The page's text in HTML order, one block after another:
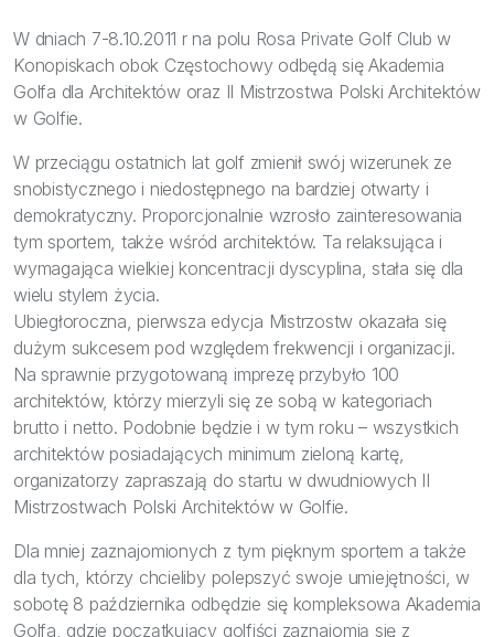
Inspiracje
W dniach 7-8.10.2011 r na polu Rosa Private Golf Club w
Konopiskach obok Częstochowy odbędą się Akademia
Golfa dla Architektów oraz II Mistrzostwa Polski Architektów
w Golfie.
W przeciągu ostatnich lat golf zmienił swój wizerunek ze
snobistycznego i niedostępnego na bardziej otwarty i
demokratyczny. Proporcjonalnie wzrosło zainteresowania
tym sportem, także wśród architektów. Ta relaksująca i
wymagająca wielkiej koncentracji dyscyplina, stała się dla
wielu stylem życia.
Ubiegłoroczna, pierwsza edycja Mistrzostw okazała się
dużym sukcesem pod względem frekwencji i organizacji.
Na sprawnie przygotowaną imprezę przybyło 100
architektów, którzy mierzyli się ze sobą w kategoriach
brutto i netto. Podobnie będzie i w tym roku – wszystkich
architektów posiadających minimum zieloną kartę,
organizatorzy zapraszają do startu w dwudniowych II
Mistrzostwach Polski Architektów w Golfie.
Dla mniej zaznajomionych z tym pięknym sportem a także
dla tych, którzy chcieliby polepszyć swoje umiejętności, w
sobotę 8 października odbędzie się kompleksowa Akademia
Golfa, gdzie początkujący golfiści zaznajomią się z